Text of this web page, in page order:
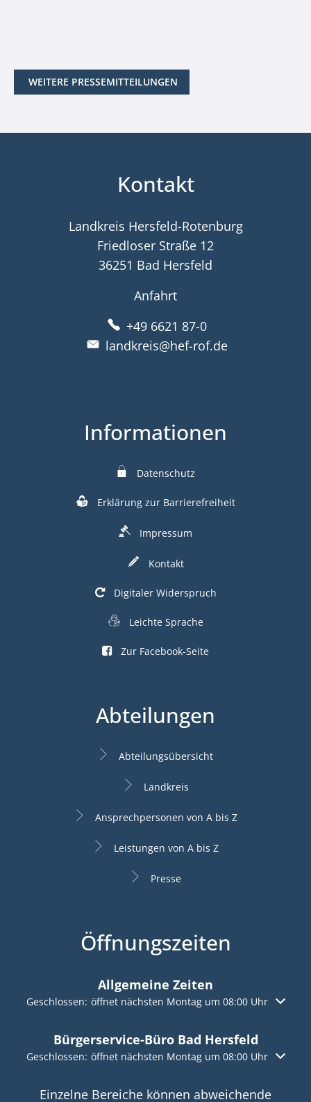
WEITERE PRESSEMITTEILUNGEN
Kontakt
Landkreis Hersfeld-Rotenburg
Friedloser Straße 12
36251 Bad Hersfeld
Anfahrt
+49 6621 87-0
landkreis@hef-rof.de
Informationen
Datenschutz
Erklärung zur Barrierefreiheit
Impressum
Kontakt
Digitaler Widerspruch
Leichte Sprache
Zur Facebook-Seite
Abteilungen
Abteilungsübersicht
Landkreis
Ansprechpersonen von A bis Z
Leistungen von A bis Z
Presse
Öffnungszeiten
Allgemeine Zeiten
Klicken, um weitere Öffnungs- oder Schließzeiten
Geschlossen: öffnet nächsten Montag um 08:00 Uhr
Bürgerservice-Büro Bad Hersfeld
Klicken, um weitere Öffnungs- oder Schließzeiten
Geschlossen: öffnet nächsten Montag um 08:00 Uhr
Einzelne Bereiche können abweichende